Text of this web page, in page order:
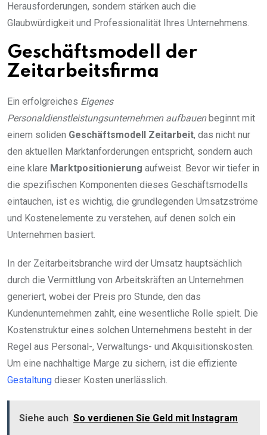
Herausforderungen, sondern stärken auch die
Glaubwürdigkeit und Professionalität Ihres Unternehmens.
Geschäftsmodell der
Zeitarbeitsfirma
Ein erfolgreiches Eigenes
Personaldienstleistungsunternehmen aufbauenbeginnt mit
einem soliden Geschäftsmodell Zeitarbeit, das nicht nur
den aktuellen Marktanforderungen entspricht, sondern auch
eine klare Marktpositionierung aufweist. Bevor wir tiefer in
die spezifischen Komponenten dieses Geschäftsmodells
eintauchen, ist es wichtig, die grundlegenden Umsatzströme
und Kostenelemente zu verstehen, auf denen solch ein
Unternehmen basiert.
In der Zeitarbeitsbranche wird der Umsatz hauptsächlich
durch die Vermittlung von Arbeitskräften an Unternehmen
generiert, wobei der Preis pro Stunde, den das
Kundenunternehmen zahlt, eine wesentliche Rolle spielt. Die
Kostenstruktur eines solchen Unternehmens besteht in der
Regel aus Personal-, Verwaltungs- und Akquisitionskosten.
Um eine nachhaltige Marge zu sichern, ist die effiziente
Gestaltung dieser Kosten unerlässlich.
Siehe auch So verdienen Sie Geld mit Instagram